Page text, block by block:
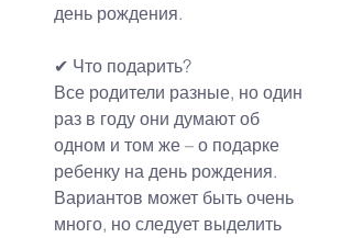
день рождения.
✔ Что подарить?
Все родители разные, но один
раз в году они думают об
одном и том же – о подарке
ребенку на день рождения.
Вариантов может быть очень
много, но следует выделить